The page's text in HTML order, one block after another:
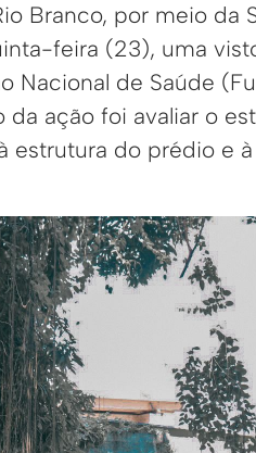
Branco, por meio da
feira (23), uma
Nacional de Saúde
da ação foi avaliar o
estrutura do prédio e